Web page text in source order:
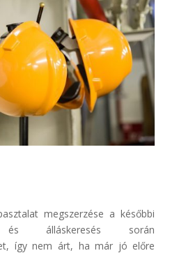
megszerzése a későbbi
és álláskeresés során
így nem árt, ha már jó előre